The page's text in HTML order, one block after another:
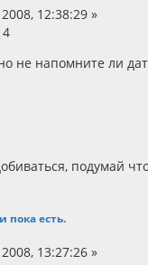
12:38:29 »
не напомните ли
подумай
пока есть.
13:27:26 »